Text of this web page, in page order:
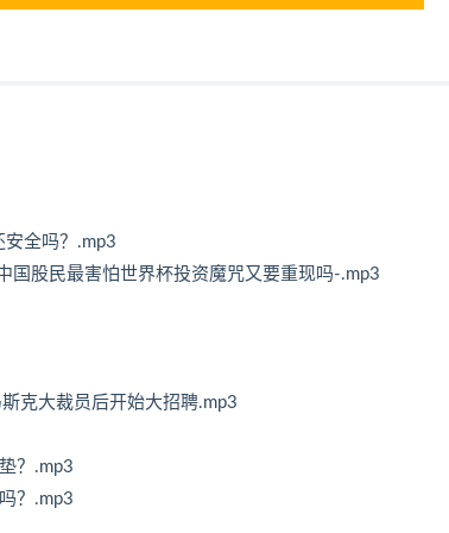
全吗？.mp3
股民最害怕世界杯投资魔咒又要重现吗-.mp3
克大裁员后开始大招聘.mp3
？.mp3
？.mp3